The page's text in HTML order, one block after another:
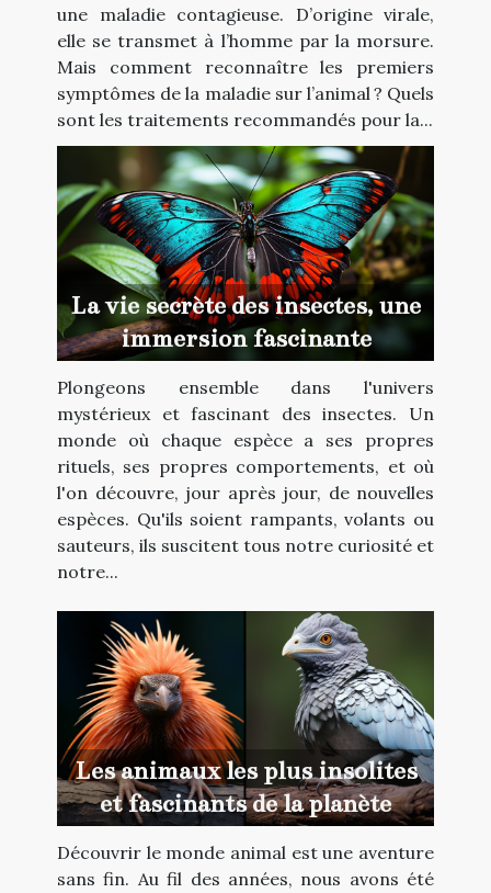
une maladie contagieuse. D’origine virale,
elle se transmet à l’homme par la morsure.
Mais comment reconnaître les premiers
symptômes de la maladie sur l’animal ? Quels
sont les traitements recommandés pour la...
La vie secrète des insectes, une
immersion fascinante
Plongeons ensemble dans l'univers
mystérieux et fascinant des insectes. Un
monde où chaque espèce a ses propres
rituels, ses propres comportements, et où
l'on découvre, jour après jour, de nouvelles
espèces. Qu'ils soient rampants, volants ou
sauteurs, ils suscitent tous notre curiosité et
notre...
Les animaux les plus insolites
et fascinants de la planète
Découvrir le monde animal est une aventure
sans fin. Au fil des années, nous avons été